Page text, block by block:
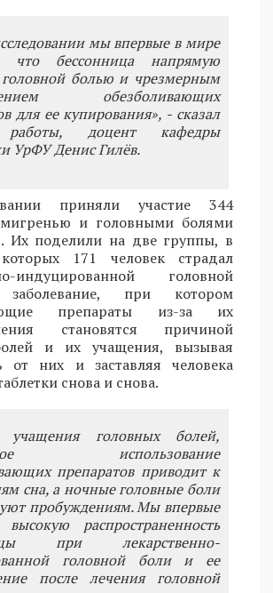
мы впервые в мире
что бессонница напрямую
головной болью и чрезмерным
обезболивающих
для ее купирования», - сказал
работы, доцент кафедры
УрФУ Денис Гилёв.
приняли участие 344
и головными болями
Их поделили на две группы, в
171 человек страдал
индуцированной головной
при котором
препараты из-за их
становятся причиной
и их учащения, вызывая
от них и заставляя человека
снова и снова.
учащения головных болей,
использование
препаратов приводит к
сна, а ночные головные боли
пробуждениям. Мы впервые
высокую распространенность
при лекарственно-
головной боли и ее
после лечения головной